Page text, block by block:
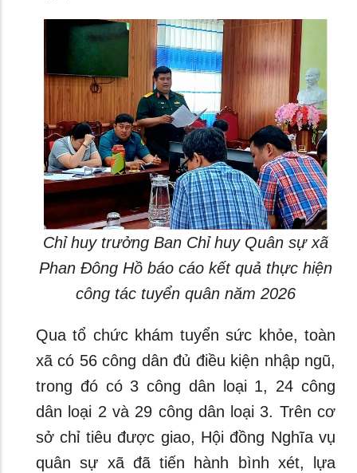
Chỉ huy trưởng Ban Chỉ huy Quân sự xã
Phan Đông Hồ báo cáo kết quả thực hiện
công tác tuyển quân năm 2026
Qua tổ chức khám tuyển sức khỏe, toàn
xã có 56 công dân đủ điều kiện nhập ngũ,
trong đó có 3 công dân loại 1, 24 công
dân loại 2 và 29 công dân loại 3. Trên cơ
sở chỉ tiêu được giao, Hội đồng Nghĩa vụ
quân sự xã đã tiến hành bình xét, lựa